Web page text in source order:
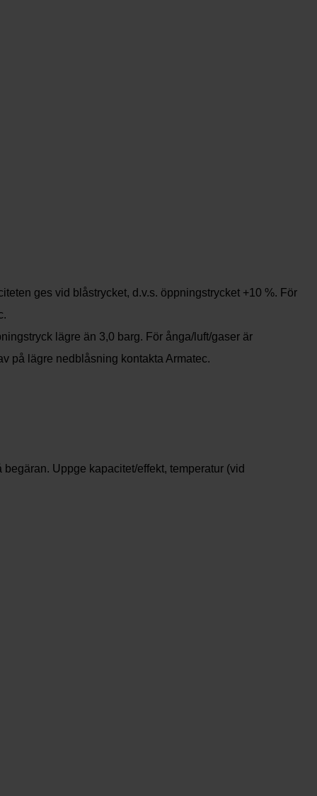
ges vid blåstrycket, d.v.s. öppningstrycket +10 %. För
lägre än 3,0 barg. För ånga/luft/gaser är
på lägre nedblåsning kontakta Armatec.
Uppge kapacitet/effekt, temperatur (vid